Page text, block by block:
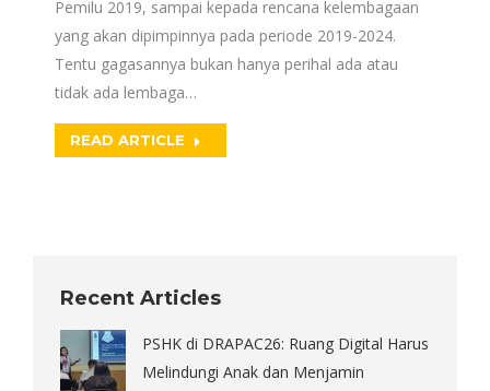
Pemilu 2019, sampai kepada rencana kelembagaan
yang akan dipimpinnya pada periode 2019-2024.
Tentu gagasannya bukan hanya perihal ada atau
tidak ada lembaga…
READ ARTICLE
Recent Articles
PSHK di DRAPAC26: Ruang Digital Harus
Melindungi Anak dan Menjamin